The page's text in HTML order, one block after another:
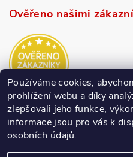
Ověřeno našimi
Používáme cookies,
prohlížení webu a díky
zlepšovali jeho funkce,
informace jsou pro vás k
osobních údajů.